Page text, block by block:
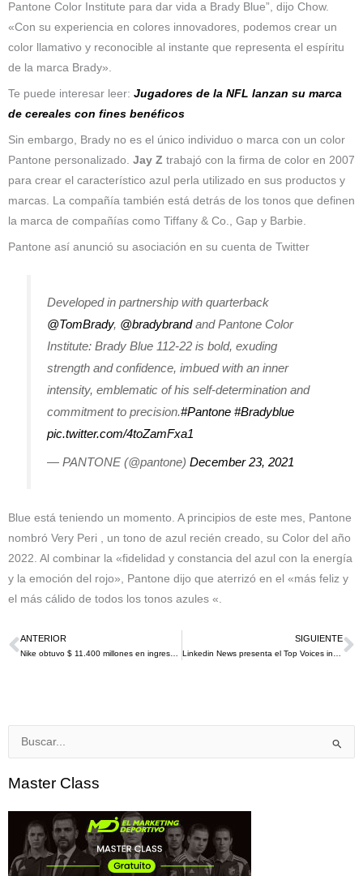
Pantone Color Institute para dar vida a Brady Blue”, dijo Chow.
«Con su experiencia en colores innovadores, podemos crear un
color llamativo y reconocible al instante que representa el espíritu
de la marca Brady».
Te puede interesar leer: Jugadores de la NFL lanzan su marca
de cereales con fines benéficos
Sin embargo, Brady no es el único individuo o marca con un color
Pantone personalizado. Jay Z trabajó con la firma de color en 2007
para crear el característico azul perla utilizado en sus productos y
marcas. La compañía también está detrás de los tonos que definen
la marca de compañías como Tiffany & Co., Gap y Barbie.
Pantone así anunció su asociación en su cuenta de Twitter
Developed in partnership with quarterback
@TomBrady, @bradybrandand Pantone Color
Institute: Brady Blue 112-22 is bold, exuding
strength and confidence, imbued with an inner
intensity, emblematic of his self-determination and
commitment to precision.#Pantone #Bradyblue
pic.twitter.com/4toZamFxa1
— PANTONE (@pantone) December 23, 2021
Blue está teniendo un momento. A principios de este mes, Pantone
nombró Very Peri , un tono de azul recién creado, su Color del año
2022. Al combinar la «fidelidad y constancia del azul con la energía
y la emoción del rojo», Pantone dijo que aterrizó en el «más feliz y
el más cálido de todos los tonos azules «.
Ant
ANTERIOR
Nike obtuvo $ 11.400 millones en ingresos en el segundo trimestre de 2021
SIGUIENTE
Linkedin News presenta el Top Voices in Sports: Los 20 líderes de opinión en la industria del deporte en EE.UU. y Canadá
Buscar
Master Class